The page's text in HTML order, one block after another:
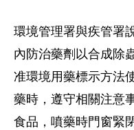
環境管理署與疾管署
內防治藥劑以合成除
准環境用藥標示方法
藥時，遵守相關注意
食品，噴藥時門窗緊